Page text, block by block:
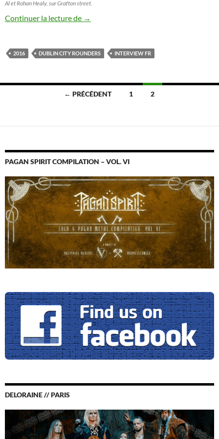
Al et Rohan Healy, sur Grafton street.
Continuer la lecture de Interview Dublin City Rounders [FR]
→
2016 DUBLIN CITY ROUNDERS INTERVIEW FR
articles
← PRÉCÉDENT 1 2
PAGAN SPIRIT COMPILATION – VOL. VI
DELORAINE // PARIS